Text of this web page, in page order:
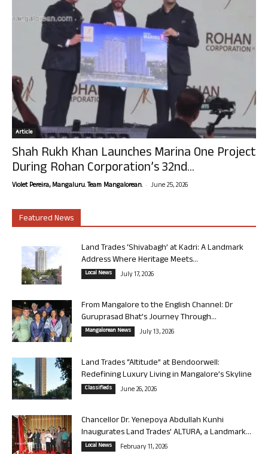
Article
Shah Rukh Khan Launches Marina One Project
During Rohan Corporation’s 32nd...
Violet Pereira, Mangaluru. Team Mangalorean. - June 25, 2026
Featured News
Land Trades ‘Shivabagh’ at Kadri: A Landmark
Address Where Heritage Meets...
Local News July 17, 2026
From Mangalore to the English Channel: Dr
Guruprasad Bhat’s Journey Through...
Mangalorean News July 13, 2026
Land Trades “Altitude” at Bendoorwell:
Redefining Luxury Living in Mangalore’s Skyline
Classifieds June 26, 2026
Chancellor Dr. Yenepoya Abdullah Kunhi
Inaugurates Land Trades’ ALTURA, a Landmark...
Local News February 11, 2026